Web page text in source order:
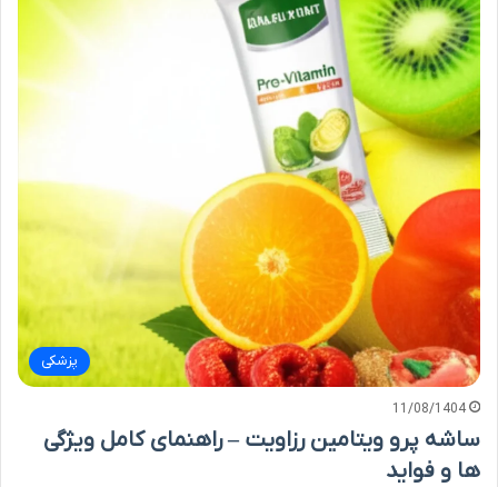
پزشکی
11/08/1404
ساشه پرو ویتامین رزاویت – راهنمای کامل ویژگی
ها و فواید